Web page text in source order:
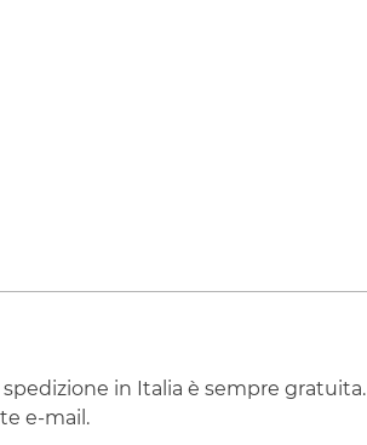
in Italia è sempre gratuita.
e-mail.